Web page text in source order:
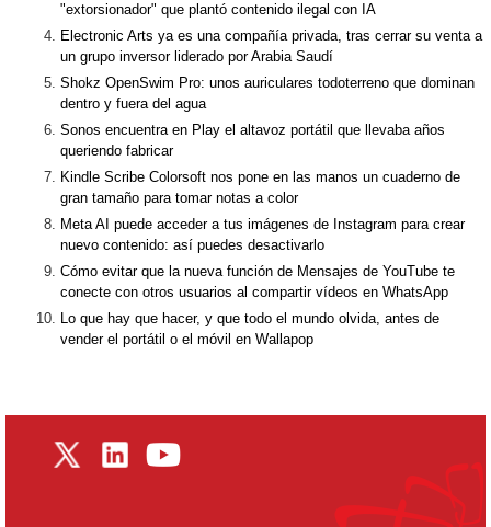
"extorsionador" que plantó contenido ilegal con IA
Electronic Arts ya es una compañía privada, tras cerrar su venta a
un grupo inversor liderado por Arabia Saudí
Shokz OpenSwim Pro: unos auriculares todoterreno que dominan
dentro y fuera del agua
Sonos encuentra en Play el altavoz portátil que llevaba años
queriendo fabricar
Kindle Scribe Colorsoft nos pone en las manos un cuaderno de
gran tamaño para tomar notas a color
Meta AI puede acceder a tus imágenes de Instagram para crear
nuevo contenido: así puedes desactivarlo
Cómo evitar que la nueva función de Mensajes de YouTube te
conecte con otros usuarios al compartir vídeos en WhatsApp
Lo que hay que hacer, y que todo el mundo olvida, antes de
vender el portátil o el móvil en Wallapop